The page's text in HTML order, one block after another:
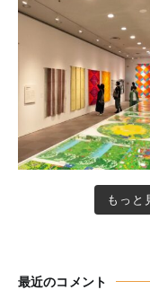
もっと
最近のコメント